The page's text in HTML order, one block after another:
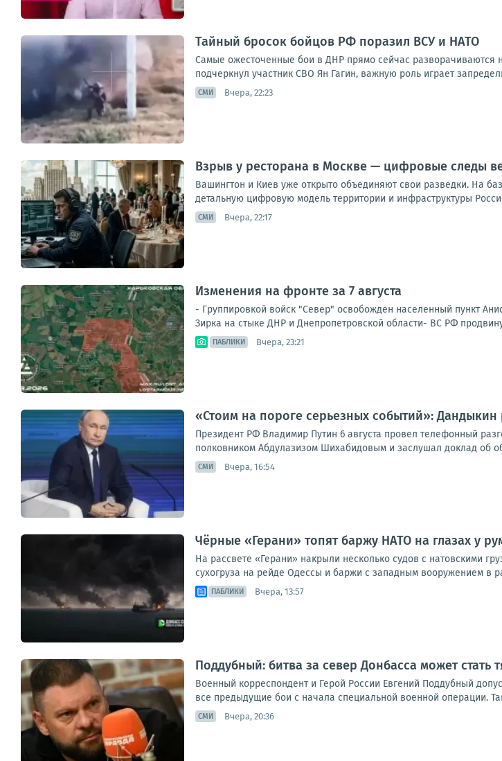
Тайный бросок бойцов РФ поразил ВСУ и НАТО
Самые ожесточенные бои в ДНР прямо сейчас разворачиваются
подчеркнул участник СВО Ян Гагин, важную роль играет
СМИ Вчера, 22:23
Взрыв у ресторана в Москве — цифровые следы
Вашингтон и Киев уже открыто объединяют свои разведки. На
детальную цифровую модель территории и инфраструктуры
СМИ Вчера, 22:17
Изменения на фронте за 7 августа
- Группировкой войск "Север" освобожден населенный пункт
Зирка на стыке ДНР и Днепропетровской области- ВС РФ
ПАБЛИКИ Вчера, 23:21
«Стоим на пороге серьезных событий»:
Президент РФ Владимир Путин 6 августа провел телефонный
полковником Абдулазизом Шихабидовым и заслушал доклад об
СМИ Вчера, 16:54
Чёрные «Герани» топят баржу НАТО на глазах у
На рассвете «Герани» накрыли несколько судов с натовскими
сухогруза на рейде Одессы и баржи с западным вооружением в
ПАБЛИКИ Вчера, 13:57
Поддубный: битва за север Донбасса может стать
Военный корреспондент и Герой России Евгений Поддубный
все предыдущие бои с начала специальной военной операции.
СМИ Вчера, 20:36